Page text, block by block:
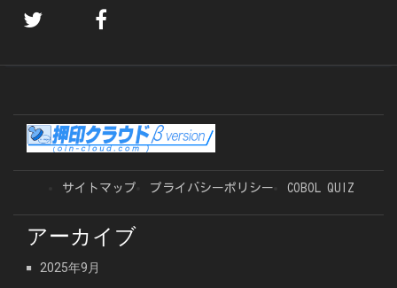
サイトマップ プライバシーポリシー COBOL QUIZ
アーカイブ
2025年9月